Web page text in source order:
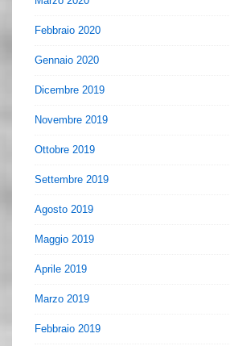
Febbraio 2020
Gennaio 2020
Dicembre 2019
Novembre 2019
Ottobre 2019
Settembre 2019
Agosto 2019
Maggio 2019
Aprile 2019
Marzo 2019
Febbraio 2019